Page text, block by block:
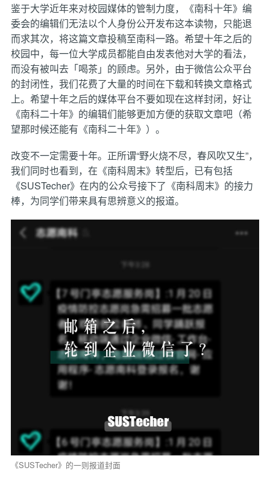
鉴于大学近年来对校园媒体的管制力度，《南科十年》编
委会的编辑们无法以个人身份公开发布这本读物，只能退
而求其次，将这篇文章投稿至南科一路。希望十年之后的
校园中，每一位大学成员都能自由发表他对大学的看法，
而没有被叫去「喝茶」的顾虑。另外，由于微信公众平台
的封闭性，我们花费了大量的时间在下载和转换文章格式
上。希望十年之后的媒体平台不要如现在这样封闭，好让
《南科二十年》的编辑们能够更加方便的获取文章吧（希
望那时候还能有《南科二十年》）。
改变不一定需要十年。正所谓“野火烧不尽，春风吹又生”，
我们同时也看到，在《南科周末》转型后，已有包括
《SUSTecher》在内的公众号接下了《南科周末》的接力
棒，为同学们带来具有思辨意义的报道。
《SUSTecher》的一则报道封面